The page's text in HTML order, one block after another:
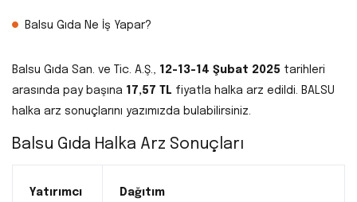
Balsu Gıda Ne İş Yapar?
Balsu Gıda San. ve Tic. A.Ş., 12-13-14 Şubat 2025 tarihleri
arasında pay başına 17,57 TL fiyatla halka arz edildi. BALSU
halka arz sonuçlarını yazımızda bulabilirsiniz.
Balsu Gıda Halka Arz Sonuçları
Yatırımcı
Dağıtım